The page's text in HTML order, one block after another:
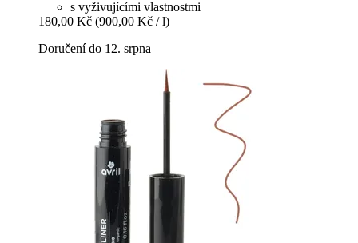
s vyživujícími vlastnostmi
180,00 Kč (900,00 Kč / l)
Doručení do 12. srpna